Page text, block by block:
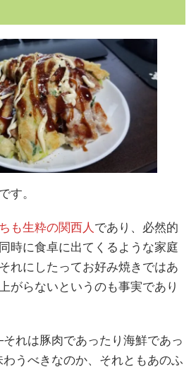
す。
も生粋の関西人 であり、必然的
時に食卓に出てくるような家庭
れにしたってお好み焼きではあ
がらないというのも事実であり
れは豚肉であったり海鮮であっ
うべきなのか、それともあのふ